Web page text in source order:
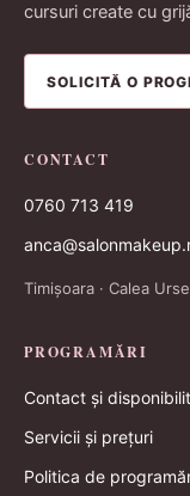
cursuri create cu
SOLICITĂ O
CONTACT
0760 713 419
Timișoara · Calea
PROGRAMĂRI
Contact și
Servicii și prețuri
Politica de